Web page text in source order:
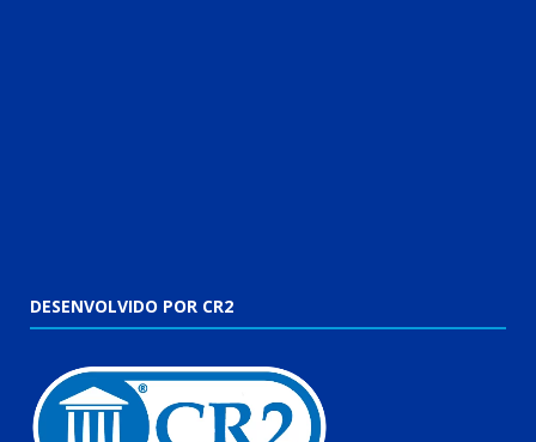
DESENVOLVIDO POR CR2